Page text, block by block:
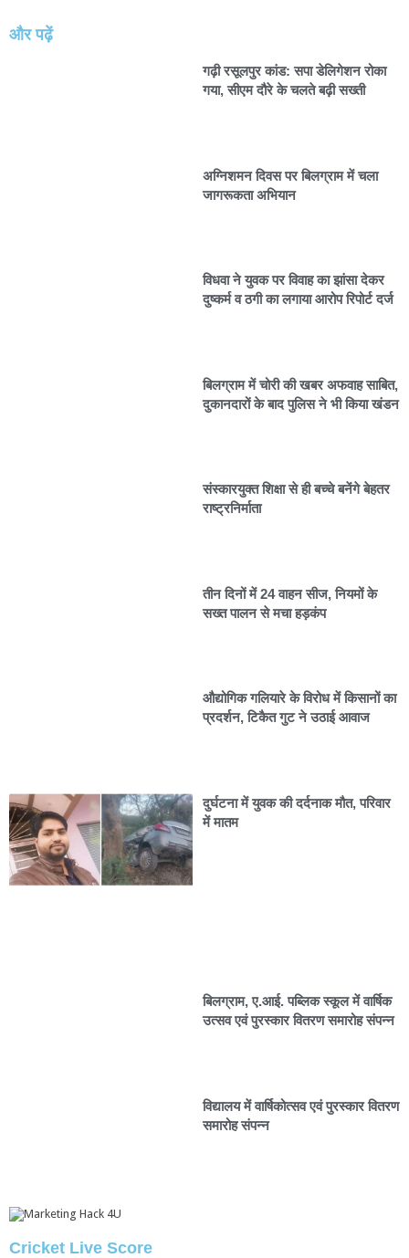
और पढ़ें
गढ़ी रसूलपुर कांड: सपा डेलिगेशन रोका
गया, सीएम दौरे के चलते बढ़ी सख्ती
अग्निशमन दिवस पर बिलग्राम में चला
जागरूकता अभियान
विधवा ने युवक पर विवाह का झांसा देकर
दुष्कर्म व ठगी का लगाया आरोप रिपोर्ट दर्ज
बिलग्राम में चोरी की खबर अफवाह साबित,
दुकानदारों के बाद पुलिस ने भी किया खंडन
संस्कारयुक्त शिक्षा से ही बच्चे बनेंगे बेहतर
राष्ट्रनिर्माता
तीन दिनों में 24 वाहन सीज, नियमों के
सख्त पालन से मचा हड़कंप
औद्योगिक गलियारे के विरोध में किसानों का
प्रदर्शन, टिकैत गुट ने उठाई आवाज
दुर्घटना में युवक की दर्दनाक मौत, परिवार
में मातम
बिलग्राम, ए.आई. पब्लिक स्कूल में वार्षिक
उत्सव एवं पुरस्कार वितरण समारोह संपन्न
विद्यालय में वार्षिकोत्सव एवं पुरस्कार वितरण
समारोह संपन्न
Cricket Live Score